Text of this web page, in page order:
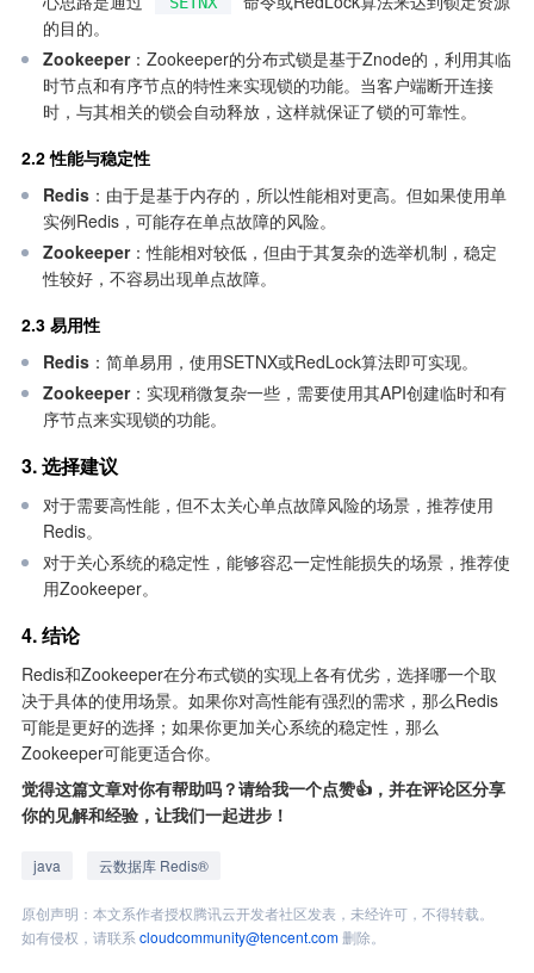
的目的。
Zookeeper：Zookeeper的分布式锁是基于Znode的，利用其临
时节点和有序节点的特性来实现锁的功能。当客户端断开连接
时，与其相关的锁会自动释放，这样就保证了锁的可靠性。
2.2 性能与稳定性
Redis ：由于是基于内存的，所以性能相对更高。但如果使用单
实例Redis，可能存在单点故障的风险。
Zookeeper：性能相对较低，但由于其复杂的选举机制，稳定
性较好，不容易出现单点故障。
2.3 易用性
Redis ：简单易用，使用SETNX或RedLock算法即可实现。
Zookeeper：实现稍微复杂一些，需要使用其API创建临时和有
序节点来实现锁的功能。
3. 选择建议
对于需要高性能，但不太关心单点故障风险的场景，推荐使用
Redis。
对于关心系统的稳定性，能够容忍一定性能损失的场景，推荐使
用Zookeeper。
4. 结论
Redis和Zookeeper在分布式锁的实现上各有优劣，选择哪一个取
决于具体的使用场景。如果你对高性能有强烈的需求，那么Redis
可能是更好的选择；如果你更加关心系统的稳定性，那么
Zookeeper可能更适合你。
觉得这篇文章对你有帮助吗？请给我一个点赞👍，并在评论区分享
你的见解和经验，让我们一起进步！
java 云数据库 Redis®
原创声明：本文系作者授权腾讯云开发者社区发表，未经许可，不得转载。
如有侵权，请联系 cloudcommunity@tencent.com删除。